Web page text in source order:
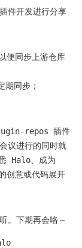
件开发进行分享
便同步上游仓库
同步；
repos 插件
议进行的同时就
Halo、成为
创意或代码展开
。下期再会咯～